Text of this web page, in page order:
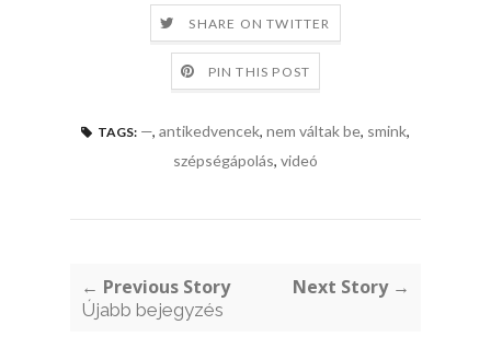
SHARE ON TWITTER
PIN THIS POST
TAGS: —, antikedvencek, nem váltak be, smink,
szépségápolás, videó
← Previous Story
Újabb bejegyzés
Next Story →